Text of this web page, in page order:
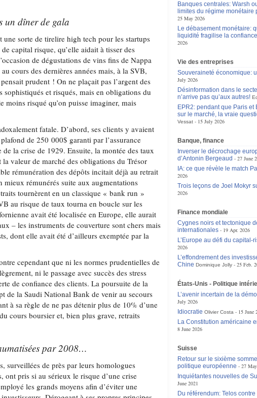
un dîner de gala
sorte de tirelire high tech pour les startups
capital risque, qu’elle aidait à tisser des
de dégustations de vins fins de Nappa
cours des dernières années mais, à la SVB,
prudent ! On ne plaçait pas l’argent des
sophistiqués et risqués, mais en obligations du
moins risqué qu’on puisse imaginer, mais
fatale. D’abord, ses clients y avaient
de 250 000$ garanti par l’assurance
la crise de 1929. Ensuite, la montée des taux
valeur de marché des obligations du Trésor
rémunération des dépôts incitait déjà au retrait
mieux rémunérés suite aux augmentations
tournèrent en un classique « bank run »
au risque de taux tourna en boucle sur les
avait été localisée en Europe, elle aurait
– les instruments de couverture sont chers mais
dont elle avait été d’ailleurs exemptée par la
cependant que ni les normes prudentielles de
ni le passage avec succès des stress
de confiance des clients. La poursuite de la
de la Saudi National Bank de venir au secours
à sa règle de ne pas détenir plus de 10% d’une
cours boursier et, bien plus grave, retraits
par 2008…
surveillées de près par leurs homologues
ont pris si au sérieux le risque d’une crise
les grands moyens afin d’éviter une
Banques centrales: Warsh
limites du régime monétaire
25 May 2026
Le débasement monétaire:
liquidité fragilise la
2026
Vie des entreprises
Souveraineté économique:
July 2026
Désinformation dans le
n’arrive pas qu’aux autres!
EPR2: pendant que Paris et
sur le marché, la vraie
Vessat
15 July 2026
Banque, finance
Inverser le décrochage
d’Antonin Bergeaud
27 June
IA: ce que révèle le match
2026
Trois leçons de Joel Mokyr
2026
Finance mondiale
Cygnes noirs et tectonique
internationales
19 Apr. 2026
L’Europe au défi du capital-
2026
L’effondrement des
Chine Dominique Jolly 25 Feb.
États-Unis - Politique
L’avenir incertain de la
July 2026
Idiocratie Olivier Costa
15 June
La Constitution américaine
8 June 2026
Suisse
Retour sur le sixième
politique européenne
27
Inquiétantes nouvelles de
June 2021
Du référendum: Telos contre